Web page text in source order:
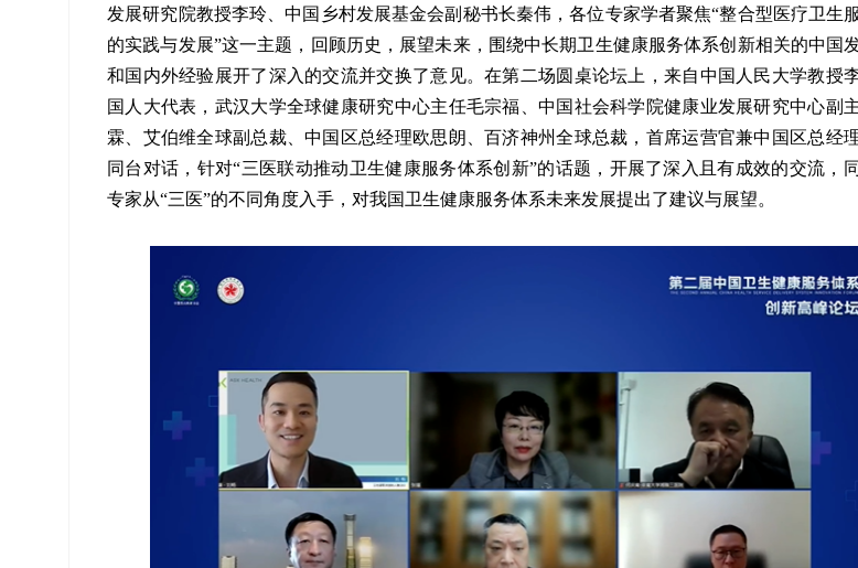
发展研究院教授李玲、中国乡村发展基金会副秘书长秦伟，各位专家学者聚焦“整合型医疗卫生
的实践与发展”这一主题，回顾历史，展望未来，围绕中长期卫生健康服务体系创新相关的中国
和国内外经验展开了深入的交流并交换了意见。在第二场圆桌论坛上，来自中国人民大学教授
国人大代表，武汉大学全球健康研究中心主任毛宗福、中国社会科学院健康业发展研究中心副
霖、艾伯维全球副总裁、中国区总经理欧思朗、百济神州全球总裁，首席运营官兼中国区总经
同台对话，针对“三医联动推动卫生健康服务体系创新”的话题，开展了深入且有成效的交流，
专家从“三医”的不同角度入手，对我国卫生健康服务体系未来发展提出了建议与展望。